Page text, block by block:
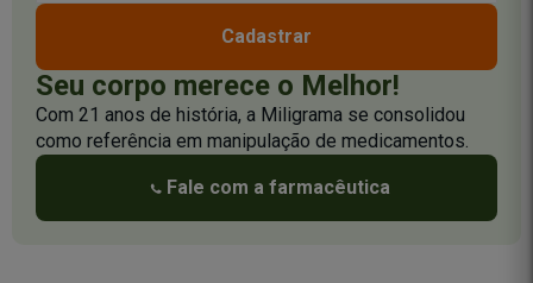
Cadastrar
Seu corpo merece o Melhor!
Com 21 anos de história, a Miligrama se consolidou
como referência em manipulação de medicamentos.
Fale com a farmacêutica